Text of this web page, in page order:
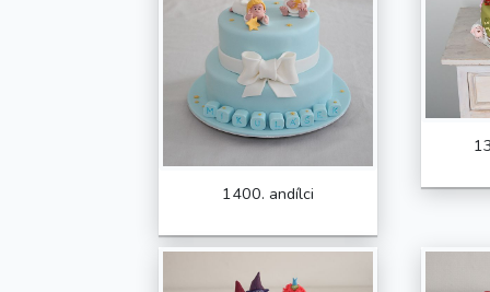
1400. andílci